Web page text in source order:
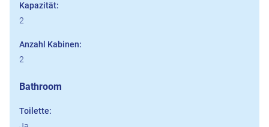
Kapazität:
2
Anzahl Kabinen:
2
Bathroom
Toilette: